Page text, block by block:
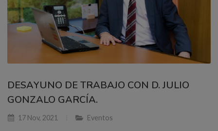
DESAYUNO DE TRABAJO CON D. JULIO
GONZALO GARCÍA.
17 Nov, 2021 Eventos